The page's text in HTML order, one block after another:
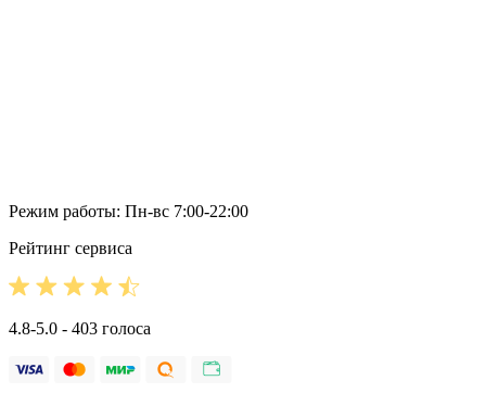
Режим работы: Пн-вс 7:00-22:00
Рейтинг сервиса
4.8-5.0 - 403 голоса